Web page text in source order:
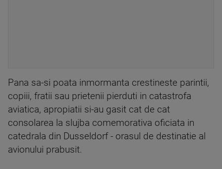
Pana sa-si poata inmormanta crestineste parintii,
copiii, fratii sau prietenii pierduti in catastrofa
aviatica, apropiatii si-au gasit cat de cat
consolarea la slujba comemorativa oficiata in
catedrala din Dusseldorf - orasul de destinatie al
avionului prabusit.